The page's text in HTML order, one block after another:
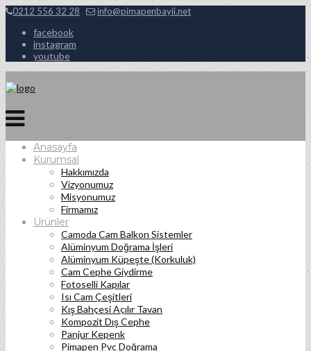
0212 556 32 28 info@pimapenbayii.net
facebook
instagram
youtube
Anasayfa
Kurumsal
Hakkımızda
Vizyonumuz
Misyonumuz
Firmamız
Ürünler
Camoda Cam Balkon Sistemler
Alüminyum Doğrama İşleri
Alüminyum Küpeşte (Korkuluk)
Cam Cephe Giydirme
Fotoselli Kapılar
Isı Cam Çeşitleri
Kış Bahçesi Açılır Tavan
Kompozit Dış Cephe
Panjur Kepenk
Pimapen Pvc Doğrama